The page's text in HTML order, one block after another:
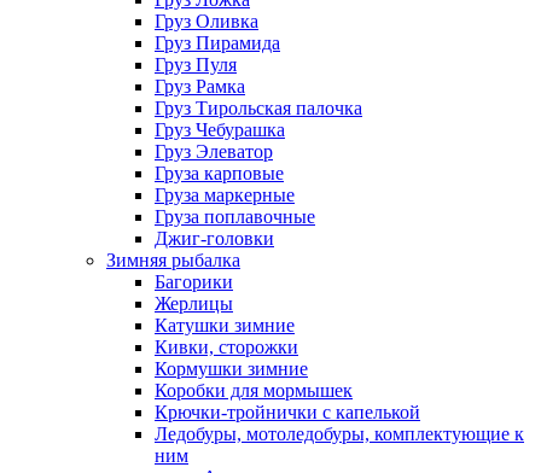
Груз Оливка
Груз Пирамида
Груз Пуля
Груз Рамка
Груз Тирольская палочка
Груз Чебурашка
Груз Элеватор
Груза карповые
Груза маркерные
Груза поплавочные
Джиг-головки
Зимняя рыбалка
Багорики
Жерлицы
Катушки зимние
Кивки, сторожки
Кормушки зимние
Коробки для мормышек
Крючки-тройнички с капелькой
Ледобуры, мотоледобуры, комплектующие к
ним